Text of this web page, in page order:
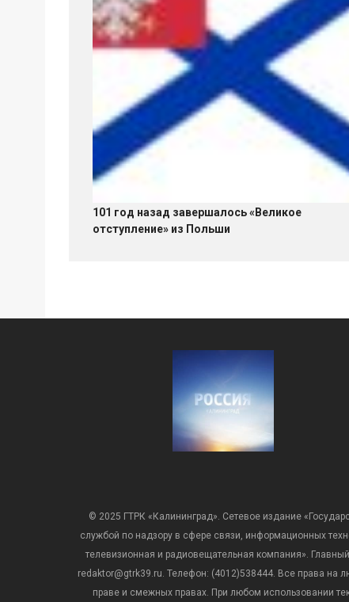
101 год назад завершалось «Великое
отступление» из Польши
© 2025 ГТРК «Калининград». Сетевое издание
службой по надзору в сфере связи, информационных
телевизионная и радиовещательная компания».
redaktor@gtrk39.ru. Телефон: (4012)538444. Все права на
праве и смежных правах. При любом использовании